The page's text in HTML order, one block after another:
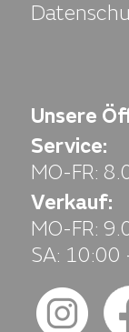
Unsere
Service:
MO-FR:
Verkauf:
MO-FR:
SA: